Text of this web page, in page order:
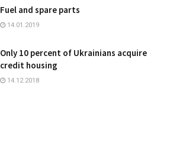
Fuel and spare parts
14.01.2019
Only 10 percent of Ukrainians acquire
credit housing
14.12.2018